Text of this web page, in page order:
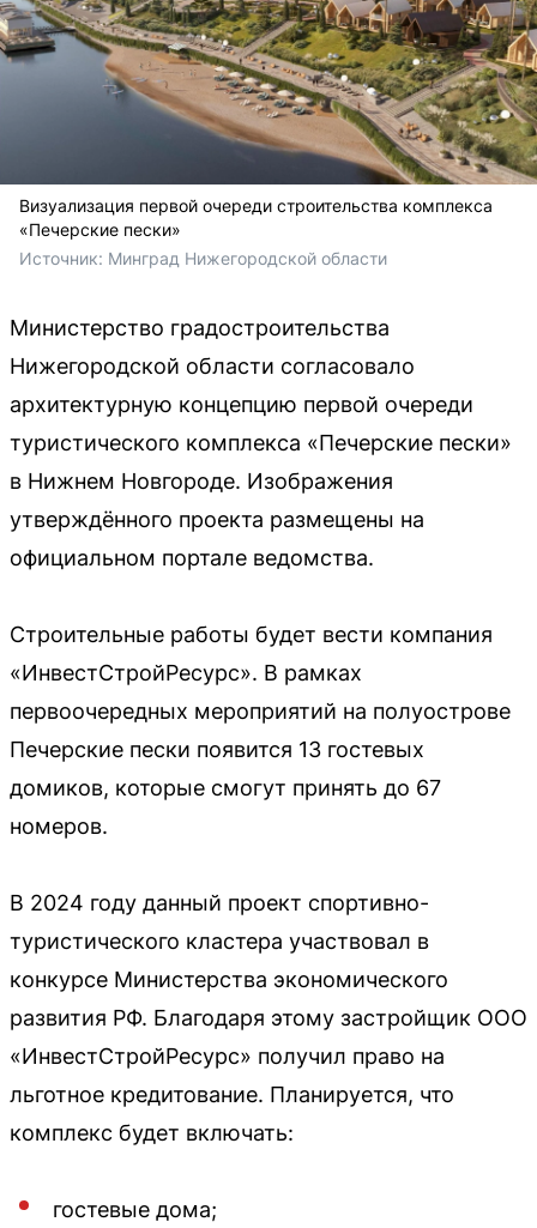
Визуализация первой очереди строительства комплекса
«Печерские пески»
Источник: Минград Нижегородской области
Министерство градостроительства
Нижегородской области согласовало
архитектурную концепцию первой очереди
туристического комплекса «Печерские пески»
в Нижнем Новгороде. Изображения
утверждённого проекта размещены на
официальном портале ведомства.
Строительные работы будет вести компания
«ИнвестСтройРесурс». В рамках
первоочередных мероприятий на полуострове
Печерские пески появится 13 гостевых
домиков, которые смогут принять до 67
номеров.
В 2024 году данный проект спортивно-
туристического кластера участвовал в
конкурсе Министерства экономического
развития РФ. Благодаря этому застройщик ООО
«ИнвестСтройРесурс» получил право на
льготное кредитование. Планируется, что
комплекс будет включать:
гостевые дома;